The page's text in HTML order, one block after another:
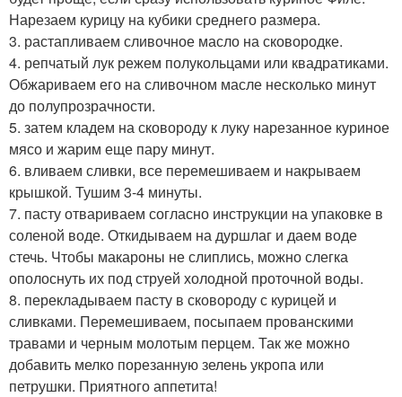
Нарезаем курицу на кубики среднего размера.
3. растапливаем сливочное масло на сковородке.
4. репчатый лук режем полукольцами или квадратиками.
Обжариваем его на сливочном масле несколько минут
до полупрозрачности.
5. затем кладем на сковороду к луку нарезанное куриное
мясо и жарим еще пару минут.
6. вливаем сливки, все перемешиваем и накрываем
крышкой. Тушим 3-4 минуты.
7. пасту отвариваем согласно инструкции на упаковке в
соленой воде. Откидываем на дуршлаг и даем воде
стечь. Чтобы макароны не слиплись, можно слегка
ополоснуть их под струей холодной проточной воды.
8. перекладываем пасту в сковороду с курицей и
сливками. Перемешиваем, посыпаем прованскими
травами и черным молотым перцем. Так же можно
добавить мелко порезанную зелень укропа или
петрушки. Приятного аппетита!